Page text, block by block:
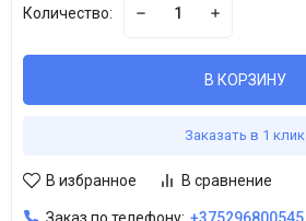
Количество:
В КОРЗИНУ
Заказать в 1 клик
В избранное В сравнение